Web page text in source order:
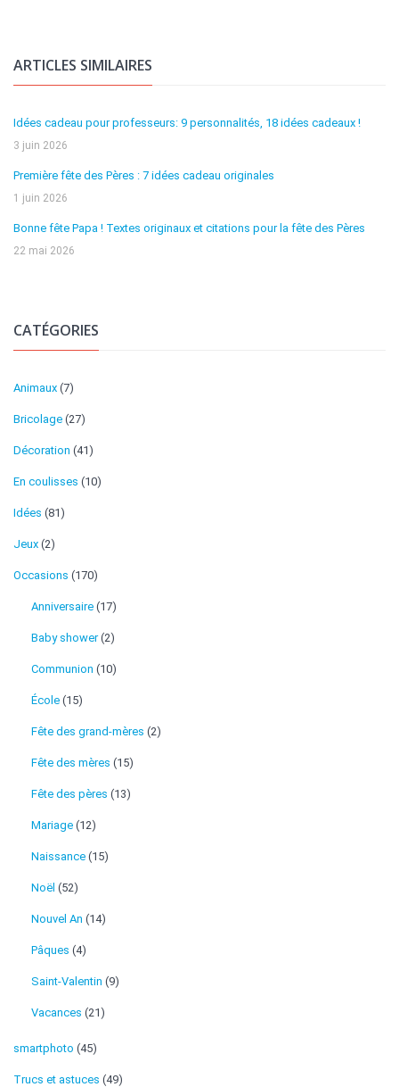
ARTICLES SIMILAIRES
Idées cadeau pour professeurs: 9 personnalités, 18 idées cadeaux !
3 juin 2026
Première fête des Pères : 7 idées cadeau originales
1 juin 2026
Bonne fête Papa ! Textes originaux et citations pour la fête des Pères
22 mai 2026
CATÉGORIES
Animaux (7)
Bricolage (27)
Décoration (41)
En coulisses (10)
Idées (81)
Jeux (2)
Occasions (170)
Anniversaire (17)
Baby shower(2)
Communion (10)
École (15)
Fête des grand-mères (2)
Fête des mères (15)
Fête des pères (13)
Mariage (12)
Naissance (15)
Noël (52)
Nouvel An (14)
Pâques (4)
Saint-Valentin (9)
Vacances (21)
smartphoto (45)
Trucs et astuces (49)